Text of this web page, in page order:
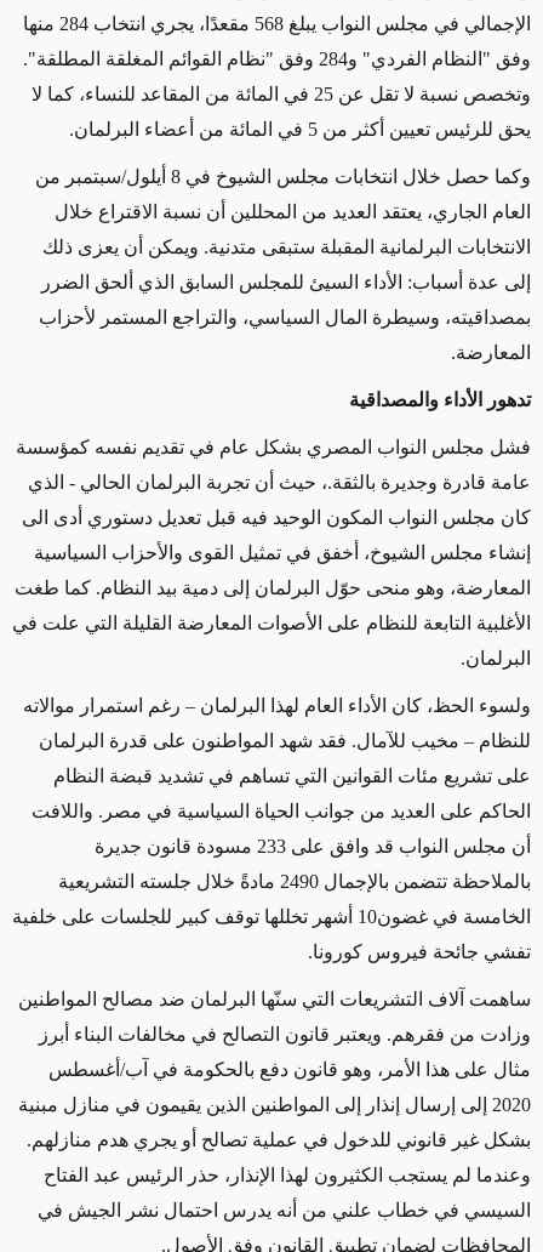
الإجمالي في مجلس النواب يبلغ 568 مقعدًا، يجري انتخاب 284 منها
وفق "النظام الفردي" و284 وفق "نظام القوائم المغلقة المطلقة".
وتخصص نسبة لا تقل عن 25 في المائة من المقاعد للنساء، كما لا
يحق للرئيس تعيين أكثر من 5 في المائة من أعضاء البرلمان.
وكما حصل خلال انتخابات مجلس الشيوخ في 8 أيلول/سبتمبر من
العام الجاري، يعتقد العديد من المحللين أن نسبة الاقتراع خلال
الانتخابات البرلمانية المقبلة ستبقى متدنية. ويمكن أن يعزى ذلك
إلى عدة أسباب: الأداء السيئ للمجلس السابق الذي ألحق الضرر
بمصداقيته، وسيطرة المال السياسي، والتراجع المستمر لأحزاب
المعارضة.
تدهور الأداء والمصداقية
فشل مجلس النواب المصري بشكل عام في تقديم نفسه كمؤسسة
عامة قادرة وجديرة بالثقة.، حيث أن تجربة البرلمان الحالي - الذي
كان مجلس النواب المكون الوحيد فيه قبل تعديل دستوري أدى الى
إنشاء مجلس الشيوخ، أخفق في تمثيل القوى والأحزاب السياسية
المعارضة، وهو منحى حوّل البرلمان إلى دمية بيد النظام. كما طغت
الأغلبية التابعة للنظام على الأصوات المعارضة القليلة التي علت في
البرلمان.
ولسوء الحظ، كان الأداء العام لهذا البرلمان – رغم استمرار موالاته
للنظام – مخيب للآمال. فقد شهد المواطنون على قدرة البرلمان
على تشريع مئات القوانين التي تساهم في تشديد قبضة النظام
الحاكم على العديد من جوانب الحياة السياسية في مصر. واللافت
أن مجلس النواب قد وافق على 233 مسودة قانون جديرة
بالملاحظة تتضمن بالإجمال 2490 مادةً خلال جلسته التشريعية
الخامسة في غضون10 أشهر تخللها توقف كبير للجلسات على خلفية
تفشي جائحة فيروس كورونا.
ساهمت آلاف التشريعات التي سنّها البرلمان ضد مصالح المواطنين
وزادت من فقرهم. ويعتبر قانون التصالح في مخالفات البناء أبرز
مثال على هذا الأمر، وهو قانون دفع بالحكومة في آب/أغسطس
2020 إلى إرسال إنذار إلى المواطنين الذين يقيمون في منازل مبنية
بشكل غير قانوني للدخول في عملية تصالح أو يجري هدم منازلهم.
وعندما لم يستجب الكثيرون لهذا الإنذار، حذر الرئيس عبد الفتاح
السيسي في خطاب علني من أنه يدرس احتمال نشر الجيش في
المحافظات لضمان تطبيق القانون وفق الأصول.